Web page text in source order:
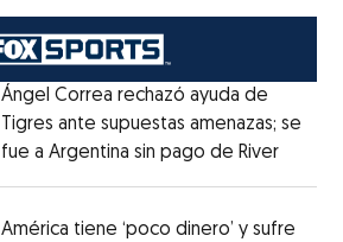
Ángel Correa rechazó ayuda de
Tigres ante supuestas amenazas; se
fue a Argentina sin pago de RiverOpens
América tiene ‘poco dinero’ y sufre